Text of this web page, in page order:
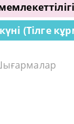
(Тілге